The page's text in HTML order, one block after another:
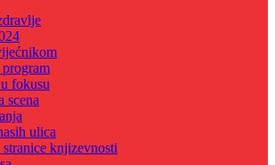
fokusu
scena
ulica
knjizevnosti